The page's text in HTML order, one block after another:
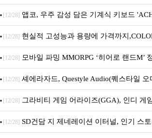
니터·스마트 펫 침대 기부
[12/28] 앱코, 우주 감성 담은 기계식 키보드
브랜드데이 기획전 진행
[12/28] 현실적 고성능과 용량에 가격까지
M.2 NVMe 디앤디컴 1TB
[12/28] 모바일 파밍 MMORPG ‘히어로 랜드M’
[12/28] 셰에라자드, Questyle Audio(퀘스타일
내 정식 출시
[12/28] 그라비티 게임 어라이즈(GGA), 인디 게
던전 13’ 참가!
[12/28] SD건담 지 제네레이션 이터널, 인기 스